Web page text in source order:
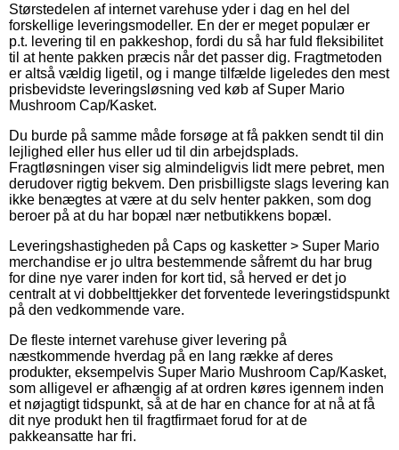
Størstedelen af internet varehuse yder i dag en hel del
forskellige leveringsmodeller. En der er meget populær er
p.t. levering til en pakkeshop, fordi du så har fuld fleksibilitet
til at hente pakken præcis når det passer dig. Fragtmetoden
er altså vældig ligetil, og i mange tilfælde ligeledes den mest
prisbevidste leveringsløsning ved køb af Super Mario
Mushroom Cap/Kasket.
Du burde på samme måde forsøge at få pakken sendt til din
lejlighed eller hus eller ud til din arbejdsplads.
Fragtløsningen viser sig almindeligvis lidt mere pebret, men
derudover rigtig bekvem. Den prisbilligste slags levering kan
ikke benægtes at være at du selv henter pakken, som dog
beroer på at du har bopæl nær netbutikkens bopæl.
Leveringshastigheden på Caps og kasketter > Super Mario
merchandise er jo ultra bestemmende såfremt du har brug
for dine nye varer inden for kort tid, så herved er det jo
centralt at vi dobbelttjekker det forventede leveringstidspunkt
på den vedkommende vare.
De fleste internet varehuse giver levering på
næstkommende hverdag på en lang række af deres
produkter, eksempelvis Super Mario Mushroom Cap/Kasket,
som alligevel er afhængig af at ordren køres igennem inden
et nøjagtigt tidspunkt, så at de har en chance for at nå at få
dit nye produkt hen til fragtfirmaet forud for at de
pakkeansatte har fri.